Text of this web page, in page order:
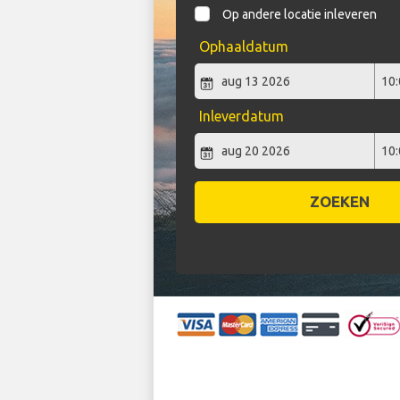
Op andere locatie inleveren
Ophaaldatum
Inleverdatum
ZOEKEN